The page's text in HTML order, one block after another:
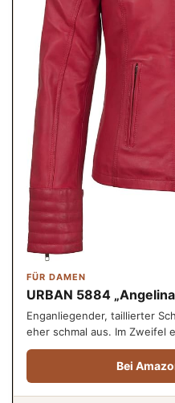
FÜR DAMEN
URBAN 5884
Enganliegender, taillierter
eher schmal aus. Im Zweifel
Bei